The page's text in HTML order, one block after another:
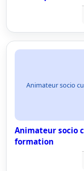
Animateur socio
Animateur socio
formation